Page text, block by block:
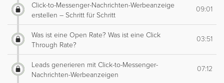
Click-to-Messenger-Nachrichten-Werbeanzeige
erstellen – Schritt für Schritt
09:01
Was ist eine Open Rate? Was ist eine Click
Through Rate?
03:51
Leads generieren mit Click-to-Messenger-
Nachrichten-Werbeanzeigen
07:12